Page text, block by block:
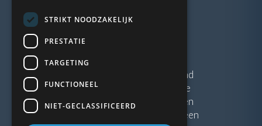
Blogs
Algemene voorwaarden
Kunststof Kozijnen Friesland
Kunststof kozijnen Drenthe
Kunststof Kozijnen Drachten
Kunststof Kozijnen Hoogeveen
STRIKT NOODZAKELIJK
PRESTATIE
TARGETING
FUNCTIONEEL
NIET-GECLASSIFICEERD